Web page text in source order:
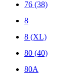
76 (38)
8
8 (XL)
80 (40)
80A